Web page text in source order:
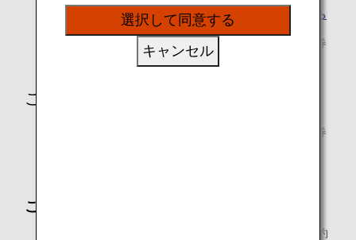
大人の方の特典航空券の必要マイル数についてはこちら
現行通り、大人の方と同じ搭乗クラスの幼児運賃航空券
を別途購入することでもご利用いただけます。
ご利用条件
座席を必要としない幼児旅客が、ANA国際線特典航空券
ご注意
ANAウェブサイトでは、12歳未満のお子様のみのご予約
選択して同意する
キャンセル